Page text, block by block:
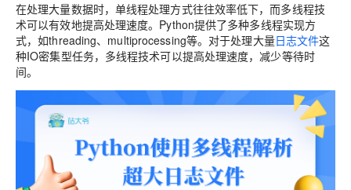
在处理大量数据时，单线程处理方式往往效率低下，而多线程技
术可以有效地提高处理速度。Python提供了多种多线程实现方
式，如threading、multiprocessing等。对于处理大量日志文件这
种IO密集型任务，多线程技术可以提高处理速度，减少等待时
间。